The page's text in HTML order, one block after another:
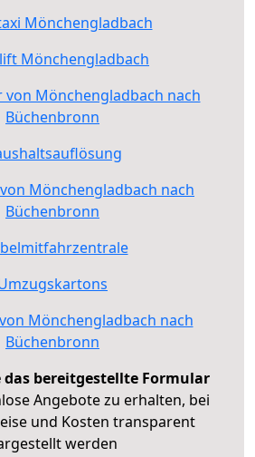
Mönchengladbach
Mönchengladbach
von Mönchengladbach nach
Büchenbronn
Mönchengladbach nach
Büchenbronn
Mönchengladbach nach
Büchenbronn
bereitgestellte Formular
Angebote zu erhalten, bei
und Kosten transparent
werden